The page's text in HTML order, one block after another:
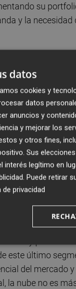
su
y la
de los tipos
los activos y las
ahora te cuesta
Esto es lo
circunstancias,
nueva
inmobiliario:
de la inversión?
y por
este último
del mercado
la nube no es
datos
cookies y
datos
anuncios y
y mejorar los
y otros fines,
Sus
interés legítimo en
. Puede retirar
de privacidad